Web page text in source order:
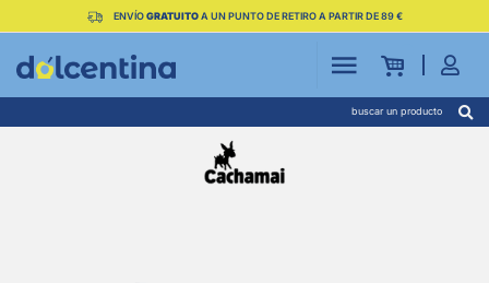
ENVÍOGRATUITOA UN PUNTO DE RETIRO A PARTIR DE 89 €
buscar un producto